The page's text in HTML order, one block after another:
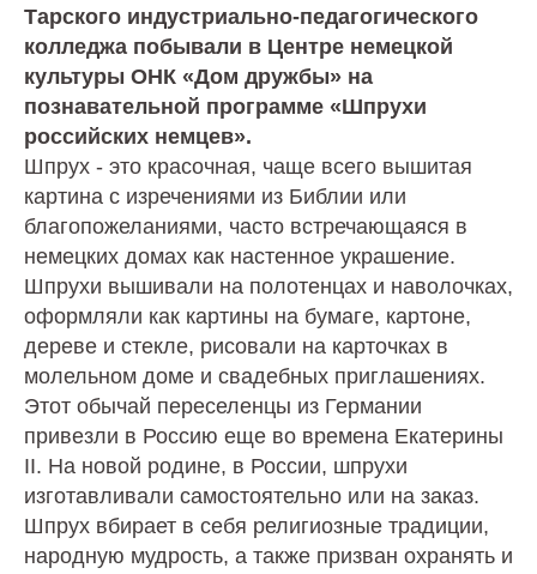
Тарского индустриально-педагогического
колледжа побывали в Центре немецкой
культуры ОНК «Дом дружбы» на
познавательной программе «Шпрухи
российских немцев».
Шпрух - это красочная, чаще всего вышитая
картина с изречениями из Библии или
благопожеланиями, часто встречающаяся в
немецких домах как настенное украшение.
Шпрухи вышивали на полотенцах и наволочках,
оформляли как картины на бумаге, картоне,
дереве и стекле, рисовали на карточках в
молельном доме и свадебных приглашениях.
Этот обычай переселенцы из Германии
привезли в Россию еще во времена Екатерины
II. На новой родине, в России, шпрухи
изготавливали самостоятельно или на заказ.
Шпрух вбирает в себя религиозные традиции,
народную мудрость, а также призван охранять и